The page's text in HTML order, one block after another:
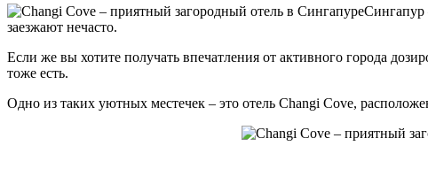
Сингапур
заезжают нечасто.
Если же вы хотите получать впечатления от активного города
тоже есть.
Одно из таких уютных местечек – это отель Changi Cove,